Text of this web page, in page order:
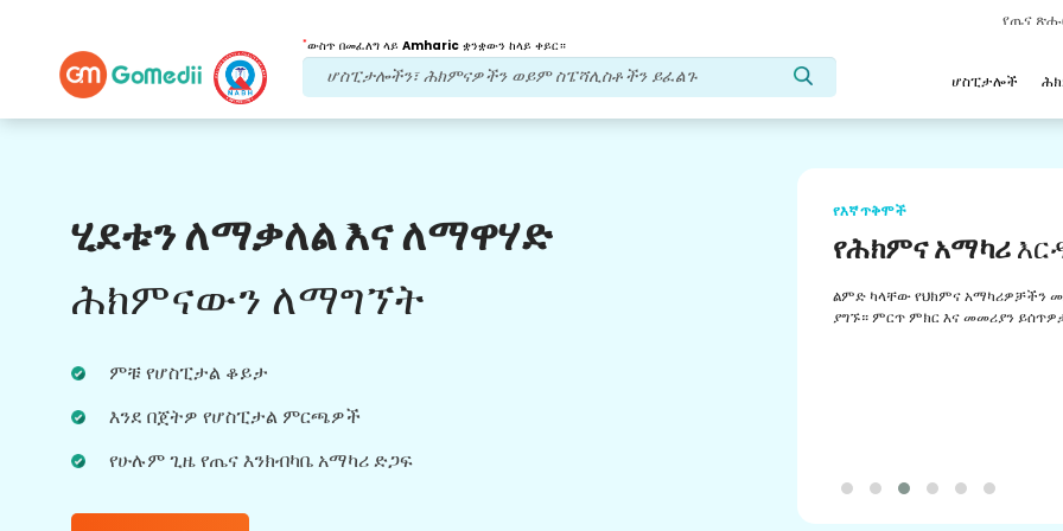
የጤና
*ውስጥ በመፈለግ ላይ Amharic ቋንቋውን ከላይ ቀይር።
ሆስፒታሎች
ሂደቱን ለማቃለል እና ለማዋሃድ
ሕክምናውን ለማግኘት
ምቹ የሆስፒታል ቆይታ
እንደ በጀትዎ የሆስፒታል ምርጫዎች
የሁሉም ጊዜ የጤና እንክብካቤ አማካሪ ድጋፍ
የድህረ ህክምናክትትል
የሚደረግበት እንክብካቤ
በሕክምና ፍላጎቶችዎ ላይ መደበኛ ዝመናዎች።
የእኛ ጥቅሞች
የሕክምና አማካሪ
ልምድ ካላቸው የህክምና አማካሪዎቻችን
ያግኙ። ምርጥ ምክር እና መመሪያን